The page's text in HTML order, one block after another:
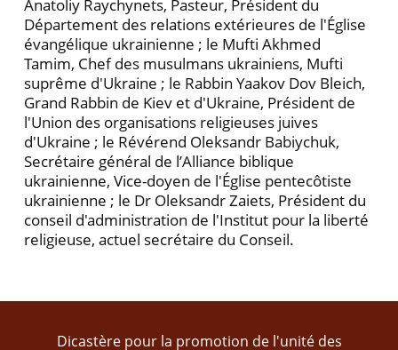
Anatoliy Raychynets, Pasteur, Président du
Département des relations extérieures de l'Église
évangélique ukrainienne ; le Mufti Akhmed
Tamim, Chef des musulmans ukrainiens, Mufti
suprême d'Ukraine ; le Rabbin Yaakov Dov Bleich,
Grand Rabbin de Kiev et d'Ukraine, Président de
l'Union des organisations religieuses juives
d'Ukraine ; le Révérend Oleksandr Babiychuk,
Secrétaire général de l’Alliance biblique
ukrainienne, Vice-doyen de l'Église pentecôtiste
ukrainienne ; le Dr Oleksandr Zaiets, Président du
conseil d'administration de l'Institut pour la liberté
religieuse, actuel secrétaire du Conseil.
Dicastère pour la promotion de l'unité des